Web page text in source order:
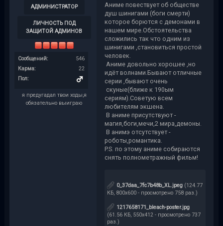
АДМИНИСТРАТОР
ЛИЧНОСТЬ ПОД
ЗАЩИТОЙ АДМИНОВ
Сообщений:
546
Карма:
22
Пол:
я предугадал твои ходы,я
обязательно выиграю
Аниме повествует об обществе
душ шинигами (боги смерти)
которое борются с демонами в
нашем мире.Обстоятельства
сложились так что одним из
шинигами ,становиться простой
человек.
Аниме довольно хорошее ,но
идёт волнами.Бывают отличные
серии ,бывают очень
скуные(ближе к 190ым
сериям).Советую всем
любителям экшена.
В аниме присутствуют -
магия,боги,мечи,2 мира,демоны.
В анимэ отсутствует -
роботы,романтика.
P.S. по этому аниме собираются
снять полнометражный фильм!
0_37daa_7fc7b48b_XL.jpeg(124.77
КБ, 800x600 - просмотрено 758 раз.)
1217658171_bleach-poster.jpg
(61.56 КБ, 550x412 - просмотрено 737
раз.)